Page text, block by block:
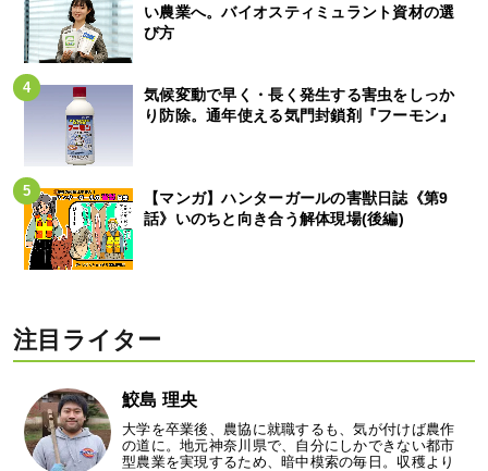
い農業へ。バイオスティミュラント資材の選
び方
気候変動で早く・長く発生する害虫をしっか
り防除。通年使える気門封鎖剤『フーモン』
【マンガ】ハンターガールの害獣日誌《第9
話》いのちと向き合う解体現場(後編)
注目ライター
鮫島 理央
大学を卒業後、農協に就職するも、気が付けば農作
の道に。地元神奈川県で、自分にしかできない都市
型農業を実現するため、暗中模索の毎日。収穫より